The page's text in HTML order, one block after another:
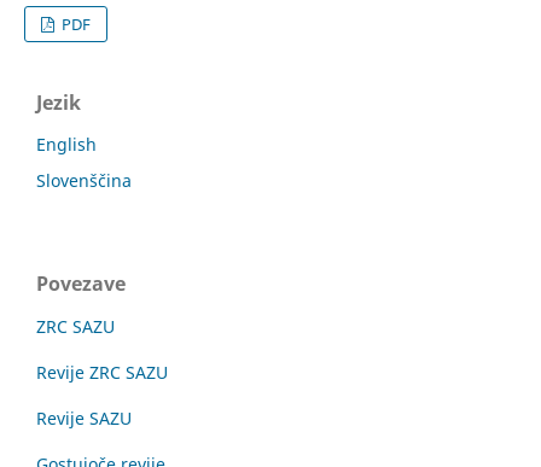
PDF
Jezik
English
Slovenščina
Povezave
ZRC SAZU
Revije ZRC SAZU
Revije SAZU